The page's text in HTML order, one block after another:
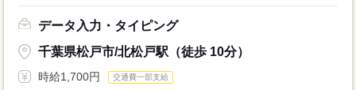
データ入力・タイピング
千葉県松戸市/北松戸駅（徒歩 10分）
時給1,700円 交通費一部支給